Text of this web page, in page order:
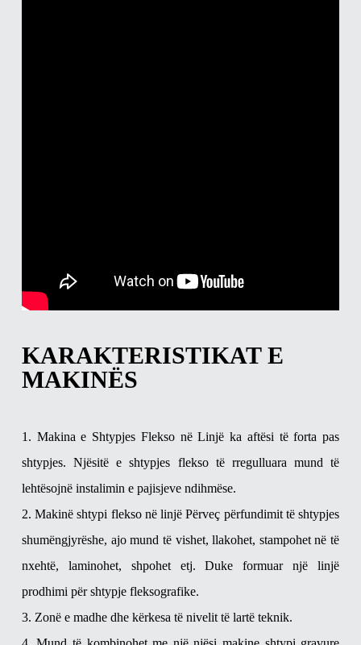
KARAKTERISTIKAT E
MAKINËS
1. Makina e Shtypjes Flekso në Linjë ka aftësi të forta pas
shtypjes. Njësitë e shtypjes flekso të rregulluara mund të
lehtësojnë instalimin e pajisjeve ndihmëse.
2. Makinë shtypi flekso në linjë Përveç përfundimit të shtypjes
shumëngjyrëshe, ajo mund të vishet, llakohet, stampohet në të
nxehtë, laminohet, shpohet etj. Duke formuar një linjë
prodhimi për shtypje fleksografike.
3. Zonë e madhe dhe kërkesa të nivelit të lartë teknik.